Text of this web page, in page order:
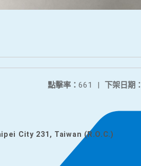
下架日期：
點擊率： 661 |
City 231, Taiwan (R.O.C.)